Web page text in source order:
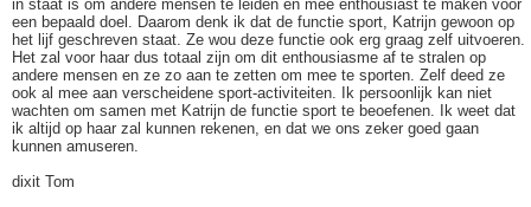
in staat is om andere mensen te leiden en mee enthousiast te maken voor
een bepaald doel. Daarom denk ik dat de functie sport, Katrijn gewoon op
het lijf geschreven staat. Ze wou deze functie ook erg graag zelf uitvoeren.
Het zal voor haar dus totaal zijn om dit enthousiasme af te stralen op
andere mensen en ze zo aan te zetten om mee te sporten. Zelf deed ze
ook al mee aan verscheidene sport-activiteiten. Ik persoonlijk kan niet
wachten om samen met Katrijn de functie sport te beoefenen. Ik weet dat
ik altijd op haar zal kunnen rekenen, en dat we ons zeker goed gaan
kunnen amuseren.
dixit Tom